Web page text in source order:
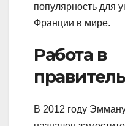
популярность для
Франции в мире.
Работа в
В 2012 году